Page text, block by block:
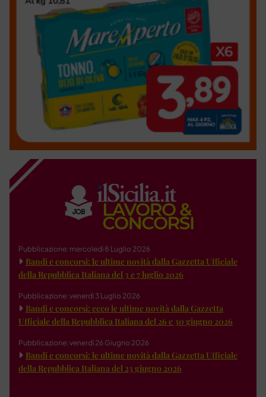
Pubblicazione: mercoledì 8 Luglio 2026
Bandi e concorsi: le ultime novità dalla Gazzetta Ufficiale
della Repubblica Italiana del 3 e 7 luglio 2026
Pubblicazione: venerdì 3 Luglio 2026
Bandi e concorsi: ecco le ultime novità dalla Gazzetta
Ufficiale della Repubblica Italiana del 26 e 30 giugno 2026
Pubblicazione: venerdì 26 Giugno 2026
Bandi e concorsi: le ultime novità dalla Gazzetta Ufficiale
della Repubblica Italiana del 23 giugno 2026